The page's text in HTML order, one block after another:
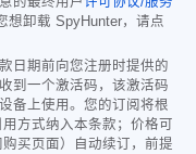
想卸载 SpyHunter，请点
日期前向您注册时提供的
到一个激活码，该激活码
备上使用。您的订阅将根
方式纳入本条款；价格可
买页面）自动续订，前提